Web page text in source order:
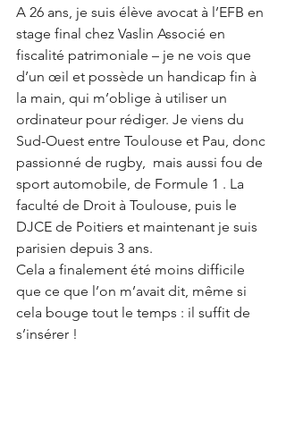
A 26 ans, je suis élève avocat à l’EFB en
stage final chez Vaslin Associé en
fiscalité patrimoniale – je ne vois que
d’un œil et possède un handicap fin à
la main, qui m’oblige à utiliser un
ordinateur pour rédiger. Je viens du
Sud-Ouest entre Toulouse et Pau, donc
passionné de rugby,  mais aussi fou de
sport automobile, de Formule 1 . La
faculté de Droit à Toulouse, puis le
DJCE de Poitiers et maintenant je suis
parisien depuis 3 ans.
Cela a finalement été moins difficile
que ce que l’on m’avait dit, même si
cela bouge tout le temps : il suffit de
s’insérer !